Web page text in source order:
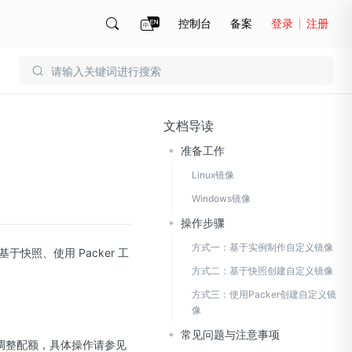
控制台 备案 登录 注册
于快照、使用 Packer 工
整配额，具体操作请参见
文档导读
准备工作
Linux镜像
Windows镜像
操作步骤
方式一：基于实例制作自定义镜像
方式二：基于快照创建自定义镜像
方式三：使用Packer创建自定义镜
像
常见问题与注意事项